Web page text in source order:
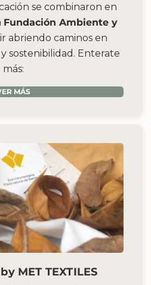
se combinaron en
Fundación Ambiente y
abriendo caminos en
sostenibilidad. Enterate
más:
MÁS
MET TEXTILES